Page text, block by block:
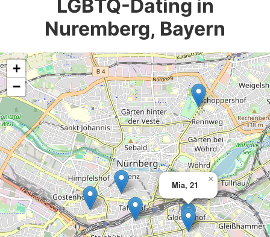
LGBTQ-Dating in
Nuremberg, Bayern
Mia, 21
×
+
−